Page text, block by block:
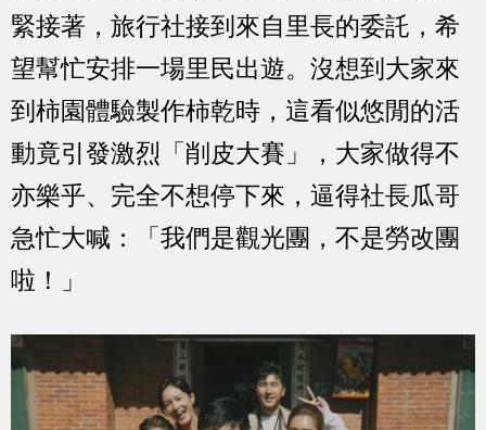
緊接著，旅行社接到來自里長的委託，希
望幫忙安排一場里民出遊。沒想到大家來
到柿園體驗製作柿乾時，這看似悠閒的活
動竟引發激烈「削皮大賽」，大家做得不
亦樂乎、完全不想停下來，逼得社長瓜哥
急忙大喊：「我們是觀光團，不是勞改團
啦！」